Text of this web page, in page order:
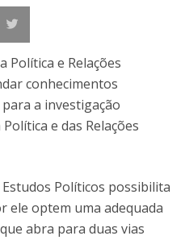
Política e Relações
conhecimentos
a investigação
e das Relações
Políticos possibilita
ele optem uma adequada
abra para duas vias